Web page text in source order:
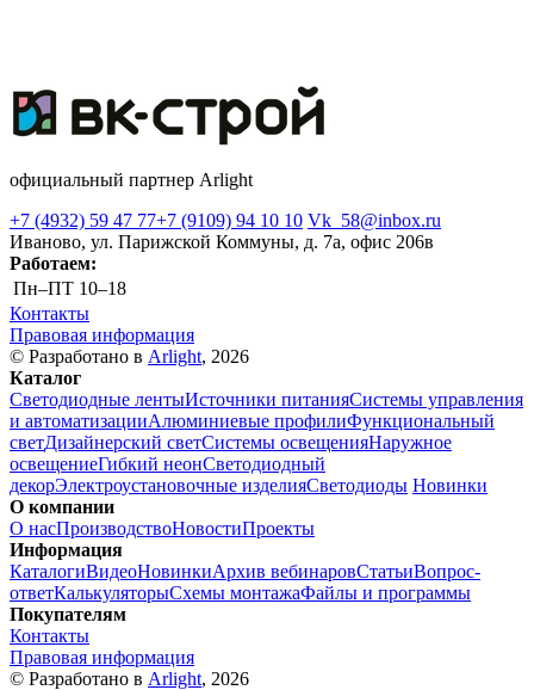
официальный партнер Arlight
+7 (4932) 59 47 77+7 (9109) 94 10 10 Vk_58@inbox.ru
Иваново, ул. Парижской Коммуны, д. 7а, офис 206в
Работаем:
Пн–ПТ 10–18
Контакты
Правовая информация
© Разработано в Arlight, 2026
Каталог
Светодиодные лентыИсточники питанияСистемы управления
и автоматизацииАлюминиевые профилиФункциональный
светДизайнерский светСистемы освещенияНаружное
освещениеГибкий неонСветодиодный
декорЭлектроустановочные изделияСветодиоды Новинки
О компании
О насПроизводствоНовостиПроекты
Информация
КаталогиВидеоНовинкиАрхив вебинаровСтатьиВопрос-
ответКалькуляторыСхемы монтажаФайлы и программы
Покупателям
Контакты
Правовая информация
© Разработано в Arlight, 2026